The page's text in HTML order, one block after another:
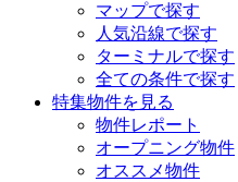
マップで探す
人気沿線で探す
ターミナルで探す
全ての条件で探す
特集物件を見る
物件レポート
オープニング物件
オススメ物件